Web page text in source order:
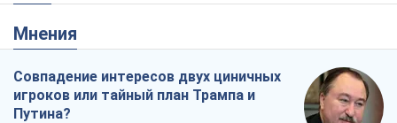
Мнения
Совпадение интересов двух циничных
игроков или тайный план Трампа и
Путина?